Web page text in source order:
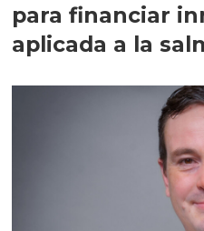
para financiar
aplicada a la